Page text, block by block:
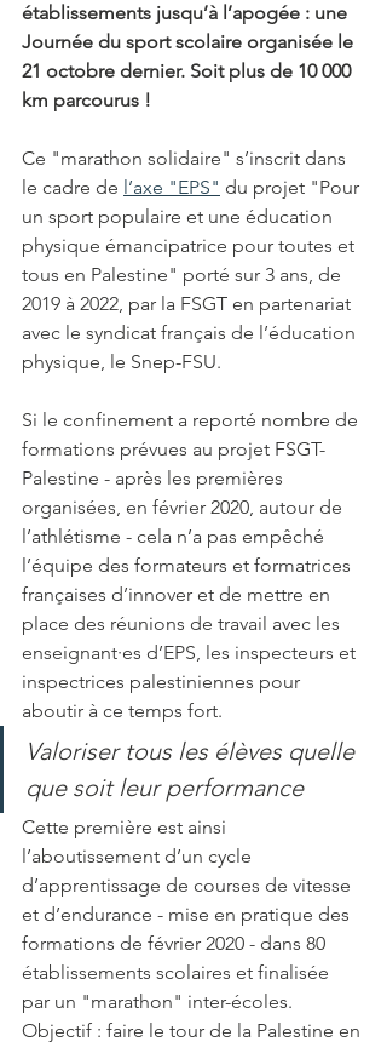
établissements jusqu’à l’apogée : une
Journée du sport scolaire organisée le
21 octobre dernier. Soit plus de 10 000
km parcourus !
Ce "marathon solidaire" s’inscrit dans
le cadre de l’axe "EPS" du projet "Pour
un sport populaire et une éducation
physique émancipatrice pour toutes et
tous en Palestine" porté sur 3 ans, de
2019 à 2022, par la FSGT en partenariat
avec le syndicat français de l’éducation
physique, le Snep-FSU.
Si le confinement a reporté nombre de
formations prévues au projet FSGT-
Palestine - après les premières
organisées, en février 2020, autour de
l’athlétisme - cela n’a pas empêché
l’équipe des formateurs et formatrices
françaises d’innover et de mettre en
place des réunions de travail avec les
enseignant·es d’EPS, les inspecteurs et
inspectrices palestiniennes pour
aboutir à ce temps fort.
Valoriser tous les élèves quelle
que soit leur performance
Cette première est ainsi
l’aboutissement d’un cycle
d’apprentissage de courses de vitesse
et d’endurance - mise en pratique des
formations de février 2020 - dans 80
établissements scolaires et finalisée
par un "marathon" inter-écoles.
Objectif : faire le tour de la Palestine en